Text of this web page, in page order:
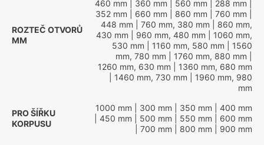
ROZTEČ OTVORŮ
MM
460 mm | 360 mm | 560 mm | 288 mm
352 mm | 660 mm | 860 mm | 760 mm
448 mm | 760 mm, 380 mm | 860 mm,
430 mm | 960 mm, 480 mm | 1060 mm,
530 mm | 1160 mm, 580 mm | 1560
mm, 780 mm | 1760 mm, 880 mm
1260 mm, 630 mm | 1360 mm, 680 mm
| 1460 mm, 730 mm | 1960 mm, 980
mm
PRO ŠÍŘKU
KORPUSU
1000 mm | 300 mm | 350 mm | 400 mm
| 450 mm | 500 mm | 550 mm | 600 mm
| 700 mm | 800 mm | 900 mm